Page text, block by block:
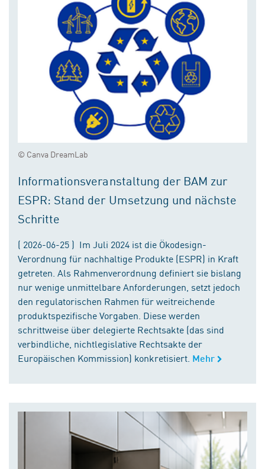
© Canva DreamLab
Informationsveranstaltung der BAM zur
ESPR: Stand der Umsetzung und nächste
Schritte
( 2026-06-25 ) Im Juli 2024 ist die Ökodesign-
Verordnung für nachhaltige Produkte (ESPR) in Kraft
getreten. Als Rahmenverordnung definiert sie bislang
nur wenige unmittelbare Anforderungen, setzt jedoch
den regulatorischen Rahmen für weitreichende
produktspezifische Vorgaben. Diese werden
schrittweise über delegierte Rechtsakte (das sind
verbindliche, nichtlegislative Rechtsakte der
Europäischen Kommission) konkretisiert. Mehr